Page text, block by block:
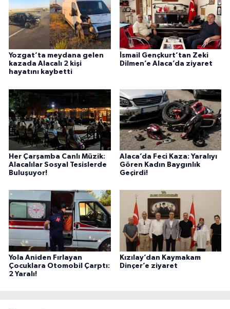
Yozgat’ta meydana gelen
kazada Alacalı 2 kişi
hayatını kaybetti
İsmail Gençkurt’tan Zeki
Dilmen’e Alaca’da ziyaret
Her Çarşamba Canlı Müzik:
Alacalılar Sosyal Tesislerde
Buluşuyor!
Alaca’da Feci Kaza: Yaralıyı
Gören Kadın Baygınlık
Geçirdi!
Yola Aniden Fırlayan
Çocuklara Otomobil Çarptı:
2 Yaralı!
Kızılay’dan Kaymakam
Dinçer’e ziyaret